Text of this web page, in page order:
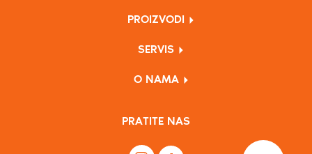
PROIZVODI
SERVIS
O NAMA
PRATITE NAS